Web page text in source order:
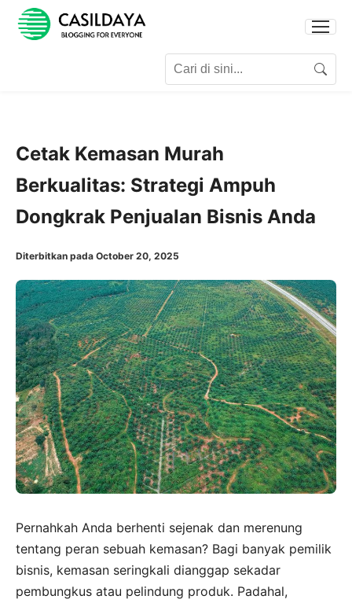
Search
Cetak Kemasan Murah
Berkualitas: Strategi Ampuh
Dongkrak Penjualan Bisnis Anda
Diterbitkan pada October 20, 2025
Pernahkah Anda berhenti sejenak dan merenung
tentang peran sebuah kemasan? Bagi banyak pemilik
bisnis, kemasan seringkali dianggap sekadar
pembungkus atau pelindung produk. Padahal,